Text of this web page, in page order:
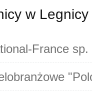
w Legnicy
France sp.